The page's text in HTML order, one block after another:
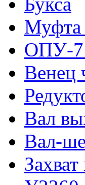
Муфта
ОПУ-7
Венец
Вал
Вал-